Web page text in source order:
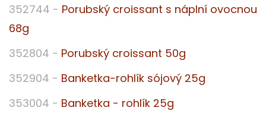
352744 - Porubský croissant s náplní ovocnou
68g
352804 - Porubský croissant 50g
352904 - Banketka-rohlík sójový 25g
353004 - Banketka - rohlík 25g